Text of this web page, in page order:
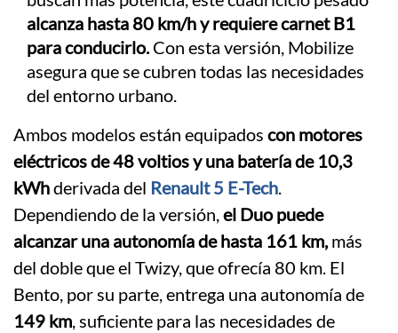
alcanza hasta 80 km/h y requiere carnet B1
para conducirlo.Con esta versión, Mobilize
asegura que se cubren todas las necesidades
del entorno urbano.
Ambos modelos están equipados con motores
eléctricos de 48 voltios y una batería de 10,3
kWhderivada del Renault 5 E-Tech.
Dependiendo de la versión,el Duo puede
alcanzar una autonomía de hasta 161 km,más
del doble que el Twizy, que ofrecía 80 km. El
Bento, por su parte, entrega una autonomía de
149 km, suficiente para las necesidades de